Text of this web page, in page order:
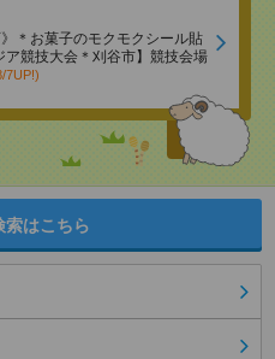
＊お菓子のモクモクシール貼
ア競技大会＊刈谷市】競技会場
7UP!)
索はこちら